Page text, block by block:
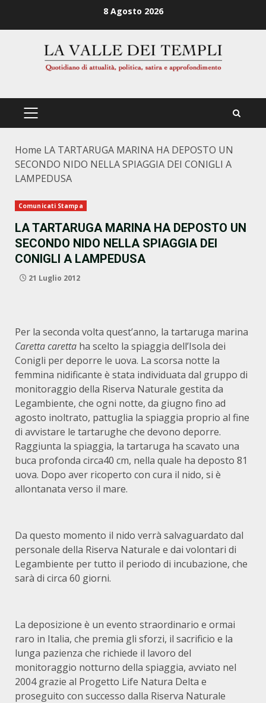
8 Agosto 2026
PRIMÄRES
Home LA TARTARUGA MARINA HA DEPOSTO UN
SECONDO NIDO NELLA SPIAGGIA DEI CONIGLI A
LAMPEDUSA
Comunicati Stampa
LA TARTARUGA MARINA HA DEPOSTO UN
SECONDO NIDO NELLA SPIAGGIA DEI
CONIGLI A LAMPEDUSA
21 Luglio 2012
Per la seconda volta quest’anno, la tartaruga marina
Caretta caretta ha scelto la spiaggia dell’Isola dei
Conigli per deporre le uova. La scorsa notte la
femmina nidificante è stata individuata dal gruppo di
monitoraggio della Riserva Naturale gestita da
Legambiente, che ogni notte, da giugno fino ad
agosto inoltrato, pattuglia la spiaggia proprio al fine
di avvistare le tartarughe che devono deporre.
Raggiunta la spiaggia, la tartaruga ha scavato una
buca profonda circa40 cm, nella quale ha deposto 81
uova. Dopo aver ricoperto con cura il nido, si è
allontanata verso il mare.
Da questo momento il nido verrà salvaguardato dal
personale della Riserva Naturale e dai volontari di
Legambiente per tutto il periodo di incubazione, che
sarà di circa 60 giorni.
La deposizione è un evento straordinario e ormai
raro in Italia, che premia gli sforzi, il sacrificio e la
lunga pazienza che richiede il lavoro del
monitoraggio notturno della spiaggia, avviato nel
2004 grazie al Progetto Life Natura Delta e
proseguito con successo dalla Riserva Naturale